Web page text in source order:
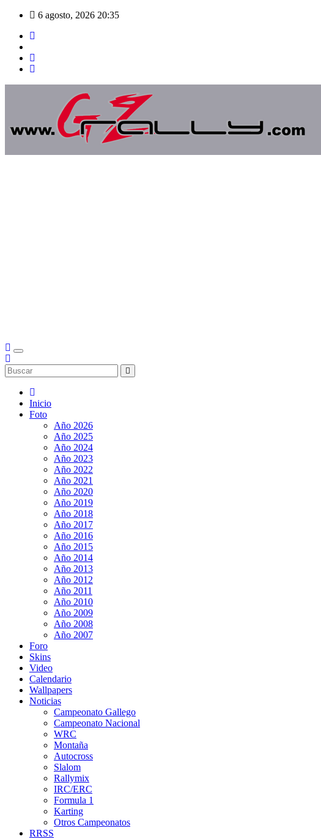
Saltar
contenido
6 agosto, 2026 20:35
Inicio
Foto
Año 2026
Año 2025
Año 2024
Año 2023
Año 2022
Año 2021
Año 2020
Año 2019
Año 2018
Año 2017
Año 2016
Año 2015
Año 2014
Año 2013
Año 2012
Año 2011
Año 2010
Año 2009
Año 2008
Año 2007
Foro
Skins
Video
Calendario
Wallpapers
Noticias
Campeonato Gallego
Campeonato Nacional
WRC
Montaña
Autocross
Slalom
Rallymix
IRC/ERC
Formula 1
Karting
Otros Campeonatos
RRSS